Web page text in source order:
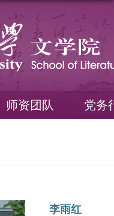
师资团队 党务
李雨红